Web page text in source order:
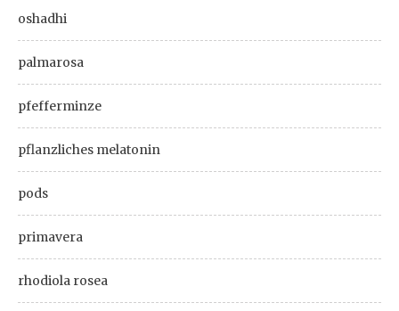
oshadhi
palmarosa
pfefferminze
pflanzliches melatonin
pods
primavera
rhodiola rosea